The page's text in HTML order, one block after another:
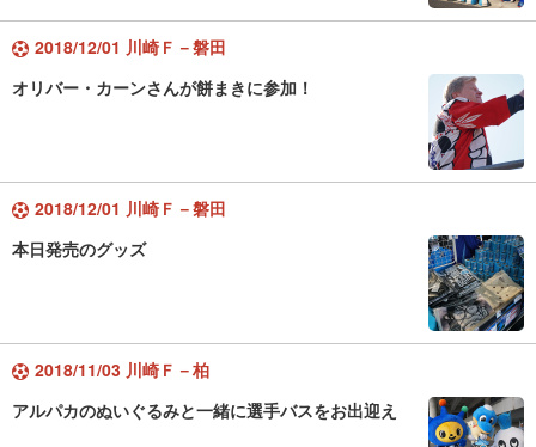
2018/12/01 川崎Ｆ－磐田
オリバー・カーンさんが餅まきに参加！
2018/12/01 川崎Ｆ－磐田
本日発売のグッズ
2018/11/03 川崎Ｆ－柏
アルパカのぬいぐるみと一緒に選手バスをお出迎え